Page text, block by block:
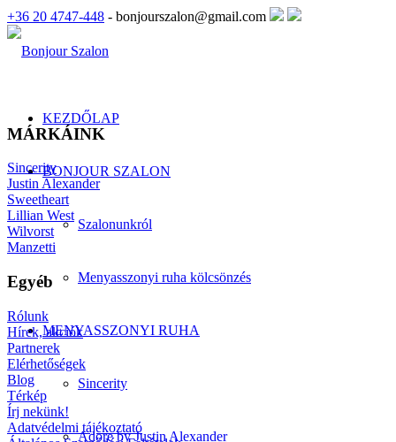
+36 20 4747-448 - bonjourszalon@gmail.com
KEZDŐLAP
BONJOUR SZALON
Szalonunkról
Menyasszonyi ruha kölcsönzés
MENYASSZONYI RUHA
Sincerity
Adore by Justin Alexander
MÁRKÁINK
Sincerity
Justin Alexander
Sweetheart
Lillian West
Wilvorst
Manzetti
Egyéb
Rólunk
Hírek, akciók
Partnerek
Elérhetőségek
Blog
Térkép
Írj nekünk!
Adatvédelmi tájékoztató